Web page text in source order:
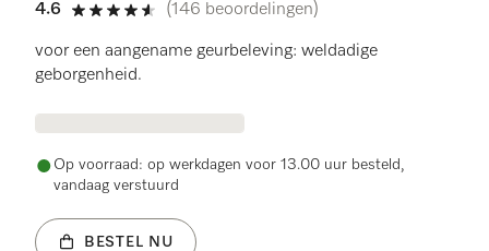
4.6
4.6 sterren op 5
(146 beoordelingen)
voor een aangename geurbeleving: weldadige
geborgenheid.
Op voorraad: op werkdagen voor 13.00 uur besteld,
vandaag verstuurd
BESTEL NU